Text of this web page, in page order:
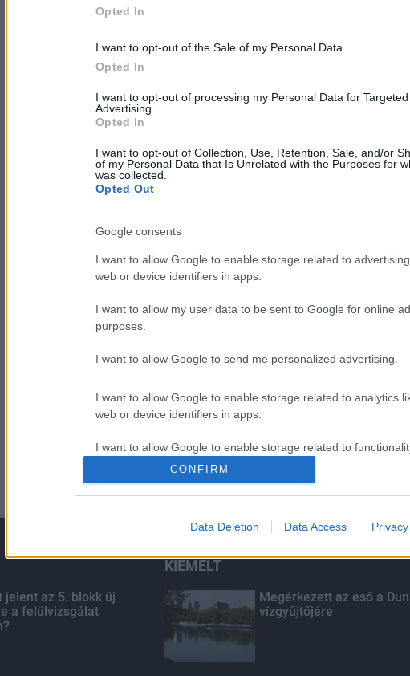
Opted In
I want to opt-out of the Sale of my Personal Data.
Opted In
I want to opt-out of processing my Personal Data for Targeted
Advertising.
Opted In
I want to opt-out of Collection, Use, Retention, Sale, and/or
of my Personal Data that Is Unrelated with the Purposes for
was collected.
Opted Out
Google consents
I want to allow Google to enable storage related to
web or device identifiers in apps.
I want to allow my user data to be sent to Google for online
purposes.
I want to allow Google to send me personalized advertising.
I want to allow Google to enable storage related to analytics
web or device identifiers in apps.
I want to allow Google to enable storage related to
I want to allow Google to enable storage related to
I want to allow Google to enable storage related to security,
CONFIRM
Data Deletion Data Access
jelent az 5. blokk új
a felülvizsgálat
KIEMELT
Megérkezett az eső a
vízgyűjtőjére